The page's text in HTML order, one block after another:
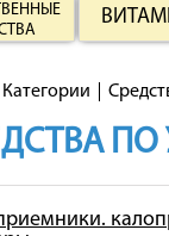
Категории
ПО